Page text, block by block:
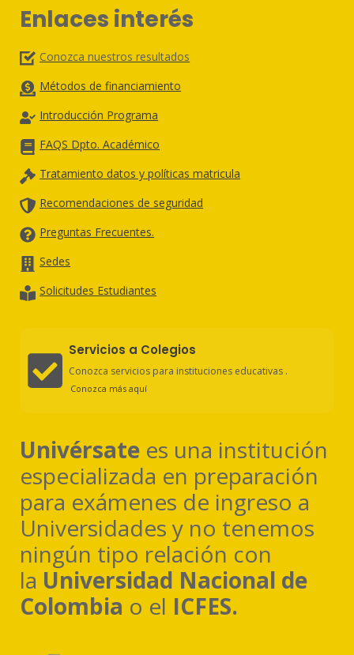
Enlaces interés
Conozca nuestros resultados
Métodos de financiamiento
Introducción Programa
FAQS Dpto. Académico
Tratamiento datos y políticas matricula
Recomendaciones de seguridad
Preguntas Frecuentes.
Sedes
Solicitudes Estudiantes
Servicios a Colegios
Conozca servicios para instituciones educativas .
Conozca más aquí
Univérsate es una institución
especializada en preparación
para exámenes de ingreso a
Universidades y no tenemos
ningún tipo relación con
la Universidad Nacional de
Colombia o el ICFES.